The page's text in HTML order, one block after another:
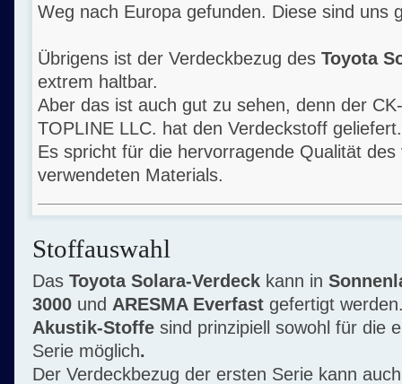
Weg nach Europa gefunden. Diese sind uns
Übrigens ist der Verdeckbezug des Toyota
extrem haltbar.
Aber das ist auch gut zu sehen, denn der
TOPLINE LLC. hat den Verdeckstoff geliefert.
Es spricht für die hervorragende Qualität
verwendeten Materials.
Stoffauswahl
Das Toyota Solara-Verdeck kann in
3000 und ARESMA Everfast gefertigt
Akustik-Stoffe sind prinzipiell sowohl für die
Serie möglich.
Der Verdeckbezug der ersten Serie kann